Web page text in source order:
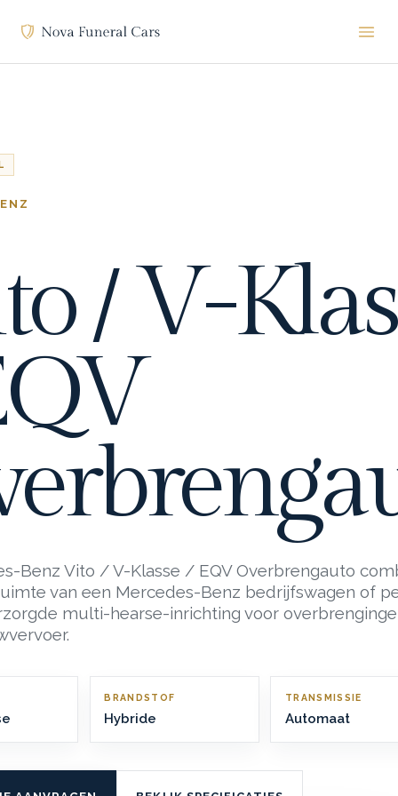
/ V-
Benz Vito / V-Klasse / EQV Overbrengauto
van een Mercedes-Benz bedrijfswagen of
multi-hearse-inrichting voor
BRANDSTOF
Hybride
TRANSMISSIE
Automaat